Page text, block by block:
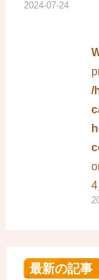
2024-07-24
/
最新の記事